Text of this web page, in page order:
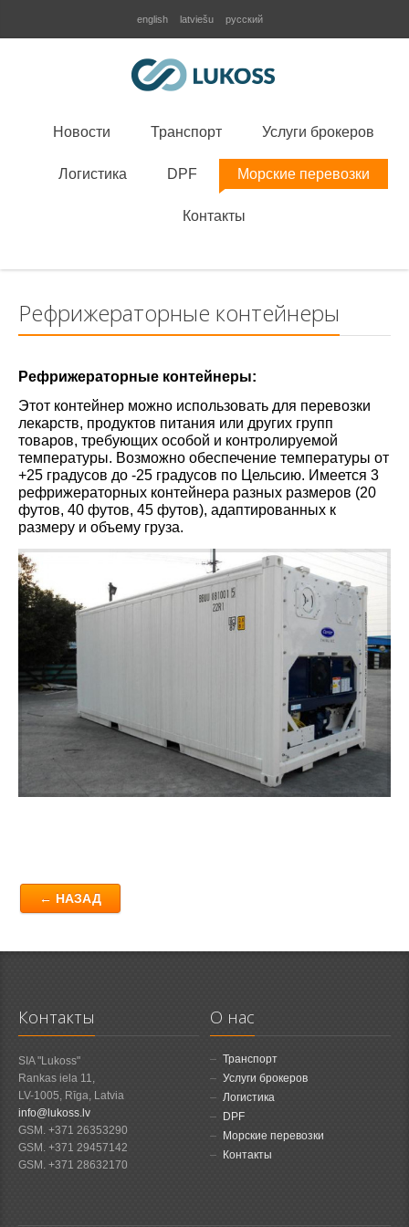
english latviešu русский
Новости Транспорт Услуги брокеров
Логистика DPF Морские перевозки
Контакты
Рефрижераторные контейнеры
Рефрижераторные контейнеры:
Этот контейнер можно использовать для перевозки
лекарств, продуктов питания или других групп
товаров, требующих особой и контролируемой
температуры. Возможно обеспечение температуры от
+25 градусов до -25 градусов по Цельсию. Имеется 3
рефрижераторных контейнера разных размеров (20
футов, 40 футов, 45 футов), адаптированных к
размеру и объему груза.
← НАЗАД
Контакты
SIA "Lukoss"
Rankas iela 11,
LV-1005, Rīga, Latvia
info@lukoss.lv
GSM. +371 26353290
GSM. +371 29457142
GSM. +371 28632170
О нас
Транспорт
Услуги брокеров
Логистика
DPF
Морские перевозки
Контакты